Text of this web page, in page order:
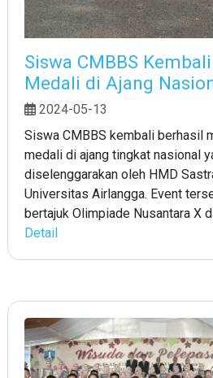
Siswa CMBBS
Medali di Ajang
2024-05-13
Siswa CMBBS kembali berhasil
medali di ajang tingkat nasional
diselenggarakan oleh HMD
Universitas Airlangga. Event
bertajuk Olimpiade Nusantara X
Detail